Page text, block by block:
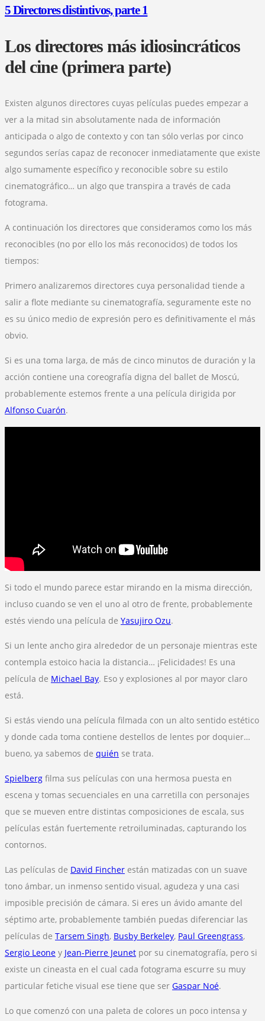
5 Directores distintivos, parte 1
Los directores más idiosincráticos
del cine (primera parte)
Existen algunos directores cuyas películas puedes empezar a
ver a la mitad sin absolutamente nada de información
anticipada o algo de contexto y con tan sólo verlas por cinco
segundos serías capaz de reconocer inmediatamente que existe
algo sumamente específico y reconocible sobre su estilo
cinematográfico… un algo que transpira a través de cada
fotograma.
A continuación los directores que consideramos como los más
reconocibles (no por ello los más reconocidos) de todos los
tiempos:
Primero analizaremos directores cuya personalidad tiende a
salir a flote mediante su cinematografía, seguramente este no
es su único medio de expresión pero es definitivamente el más
obvio.
Si es una toma larga, de más de cinco minutos de duración y la
acción contiene una coreografía digna del ballet de Moscú,
probablemente estemos frente a una película dirigida por
Alfonso Cuarón.
Si todo el mundo parece estar mirando en la misma dirección,
incluso cuando se ven el uno al otro de frente, probablemente
estés viendo una película de Yasujiro Ozu.
Si un lente ancho gira alrededor de un personaje mientras este
contempla estoico hacia la distancia… ¡Felicidades! Es una
película de Michael Bay. Eso y explosiones al por mayor claro
está.
Si estás viendo una película filmada con un alto sentido estético
y donde cada toma contiene destellos de lentes por doquier…
bueno, ya sabemos de quién se trata.
Spielberg filma sus películas con una hermosa puesta en
escena y tomas secuenciales en una carretilla con personajes
que se mueven entre distintas composiciones de escala, sus
películas están fuertemente retroiluminadas, capturando los
contornos.
Las películas de David Fincher están matizadas con un suave
tono ámbar, un inmenso sentido visual, agudeza y una casi
imposible precisión de cámara. Si eres un ávido amante del
séptimo arte, probablemente también puedas diferenciar las
películas de Tarsem Singh, Busby Berkeley, Paul Greengrass,
Sergio Leone y Jean-Pierre Jeunet por su cinematografía, pero si
existe un cineasta en el cual cada fotograma escurre su muy
particular fetiche visual ese tiene que ser Gaspar Noé.
Lo que comenzó con una paleta de colores un poco intensa y